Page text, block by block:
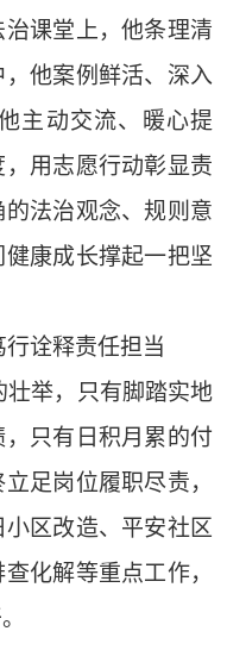
课堂上，他条理清
他案例鲜活、深入
主动交流、暖心提
用志愿行动彰显责
法治观念、规则意
康成长撑起一把坚
诠释责任担当
举，只有脚踏实地
只有日积月累的付
足岗位履职尽责，
区改造、平安社区
化解等重点工作，